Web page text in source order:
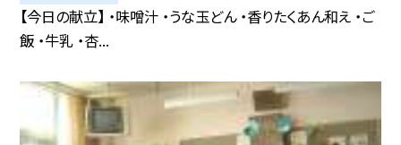
【今日の献立】 ・味噌汁 ・うな玉どん ・香りたくあん和え ・ご
飯 ・牛乳 ・杏...